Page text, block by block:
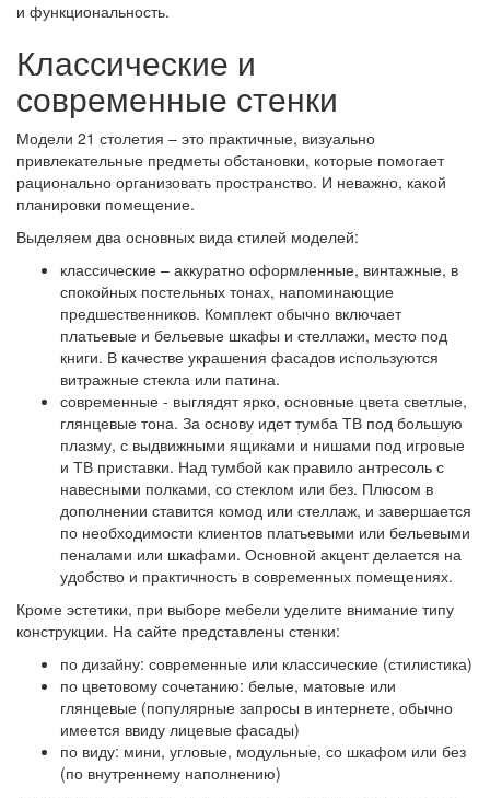
и функциональность.
Классические и
современные стенки
Модели 21 столетия – это практичные, визуально
привлекательные предметы обстановки, которые помогает
рационально организовать пространство. И неважно, какой
планировки помещение.
Выделяем два основных вида стилей моделей:
классические – аккуратно оформленные, винтажные, в
спокойных постельных тонах, напоминающие
предшественников. Комплект обычно включает
платьевые и бельевые шкафы и стеллажи, место под
книги. В качестве украшения фасадов используются
витражные стекла или патина.
современные - выглядят ярко, основные цвета светлые,
глянцевые тона. За основу идет тумба ТВ под большую
плазму, с выдвижными ящиками и нишами под игровые
и ТВ приставки. Над тумбой как правило антресоль с
навесными полками, со стеклом или без. Плюсом в
дополнении ставится комод или стеллаж, и завершается
по необходимости клиентов платьевыми или бельевыми
пеналами или шкафами. Основной акцент делается на
удобство и практичность в современных помещениях.
Кроме эстетики, при выборе мебели уделите внимание типу
конструкции. На сайте представлены стенки:
по дизайну: современные или классические (стилистика)
по цветовому сочетанию: белые, матовые или
глянцевые (популярные запросы в интернете, обычно
имеется ввиду лицевые фасады)
по виду: мини, угловые, модульные, со шкафом или без
(по внутреннему наполнению)